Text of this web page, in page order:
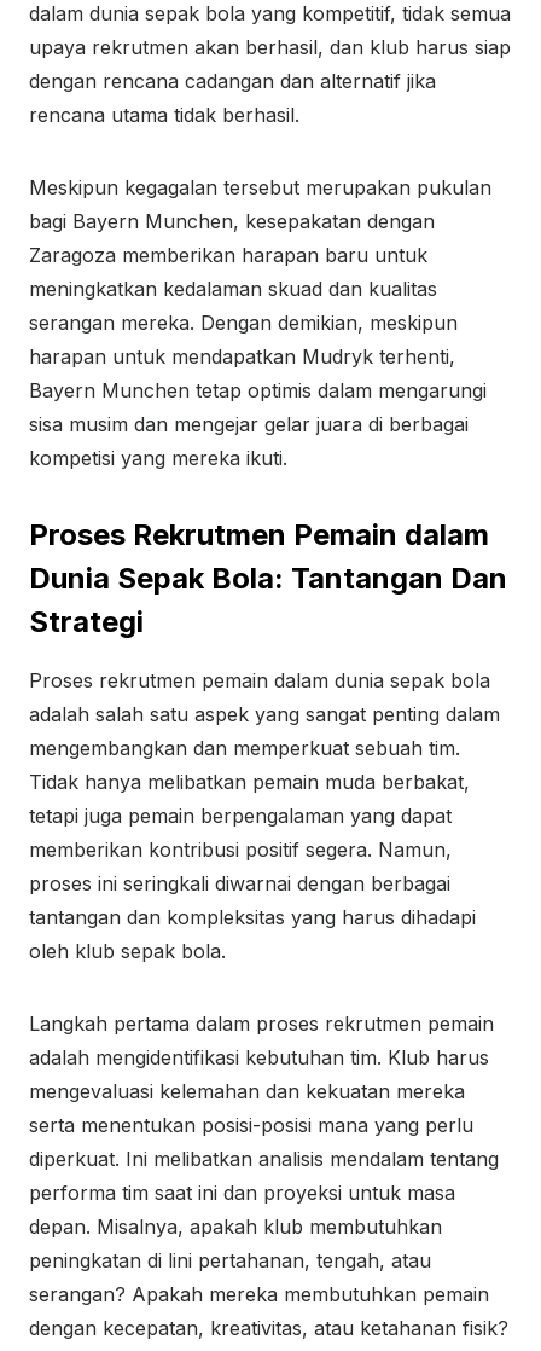
dalam dunia sepak bola yang kompetitif, tidak semua
upaya rekrutmen akan berhasil, dan klub harus siap
dengan rencana cadangan dan alternatif jika
rencana utama tidak berhasil.
Meskipun kegagalan tersebut merupakan pukulan
bagi Bayern Munchen, kesepakatan dengan
Zaragoza memberikan harapan baru untuk
meningkatkan kedalaman skuad dan kualitas
serangan mereka. Dengan demikian, meskipun
harapan untuk mendapatkan Mudryk terhenti,
Bayern Munchen tetap optimis dalam mengarungi
sisa musim dan mengejar gelar juara di berbagai
kompetisi yang mereka ikuti.
Proses Rekrutmen Pemain dalam
Dunia Sepak Bola: Tantangan Dan
Strategi
Proses rekrutmen pemain dalam dunia sepak bola
adalah salah satu aspek yang sangat penting dalam
mengembangkan dan memperkuat sebuah tim.
Tidak hanya melibatkan pemain muda berbakat,
tetapi juga pemain berpengalaman yang dapat
memberikan kontribusi positif segera. Namun,
proses ini seringkali diwarnai dengan berbagai
tantangan dan kompleksitas yang harus dihadapi
oleh klub sepak bola.
Langkah pertama dalam proses rekrutmen pemain
adalah mengidentifikasi kebutuhan tim. Klub harus
mengevaluasi kelemahan dan kekuatan mereka
serta menentukan posisi-posisi mana yang perlu
diperkuat. Ini melibatkan analisis mendalam tentang
performa tim saat ini dan proyeksi untuk masa
depan. Misalnya, apakah klub membutuhkan
peningkatan di lini pertahanan, tengah, atau
serangan? Apakah mereka membutuhkan pemain
dengan kecepatan, kreativitas, atau ketahanan fisik?